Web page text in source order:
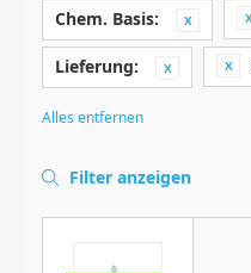
Chem. Basis:
Lieferung:
Alles entfernen
Filter anzeigen